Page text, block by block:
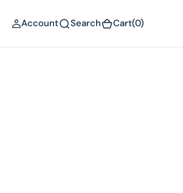
Account Search Cart(0)